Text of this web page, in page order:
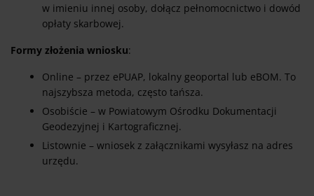
w imieniu innej osoby, dołącz pełnomocnictwo i dowód
opłaty skarbowej.
Formy złożenia wniosku:
Online – przez ePUAP, lokalny geoportal lub eBOM. To
najszybsza metoda, często tańsza.
Osobiście – w Powiatowym Ośrodku Dokumentacji
Geodezyjnej i Kartograficznej.
Listownie – wniosek z załącznikami wysyłasz na adres
urzędu.